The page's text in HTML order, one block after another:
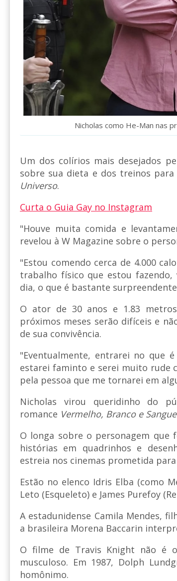
Nicholas como He-Man nas
Um dos colírios mais desejados
sobre sua dieta e dos treinos
Universo.
Curta o Guia Gay no Instagram
"Houve muita comida e
revelou à W Magazine sobre o
"Estou comendo cerca de 4.000
trabalho físico que estou
dia, o que é bastante
O ator de 30 anos e 1.83
próximos meses serão difíceis e
de sua convivência.
"Eventualmente, entrarei no que
estarei faminto e serei muito rude
pela pessoa que me tornarei em
Nicholas virou queridinho do
romance Vermelho, Branco e
O longa sobre o personagem que
histórias em quadrinhos e
estreia nos cinemas prometida
Estão no elenco Idris Elba (como
Leto (Esqueleto) e James Purefoy
A estadunidense Camila Mendes,
a brasileira Morena Baccarin
O filme de Travis Knight não é
musculoso. Em 1987, Dolph
homônimo.